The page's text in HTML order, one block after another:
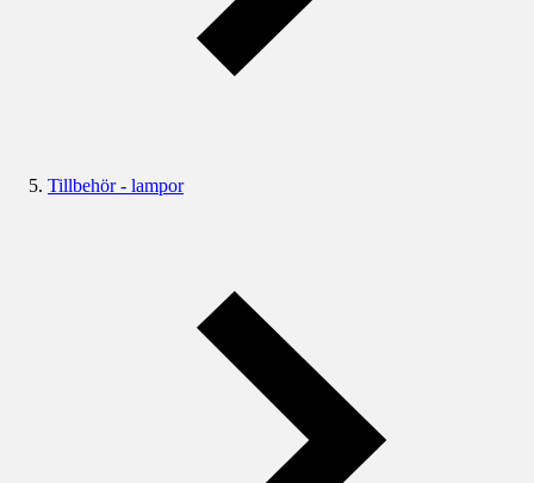
Tillbehör - lampor